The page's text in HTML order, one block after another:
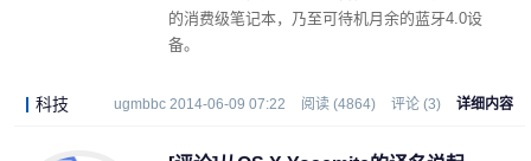
的消费级笔记本，乃至可待机月余的蓝牙4.0设
备。
科技 ugmbbc 2014-06-09 07:22 阅读 (4864) 评论 (3) 详细内容